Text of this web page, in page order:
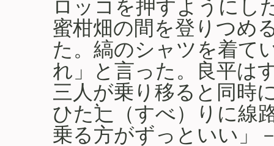
ロッコを押すようにし
蜜柑畑の間を登りつめ
た。縞のシャツを着て
れ」と言った。良平は
三人が乗り移ると同時
ひた辷（すべ）りに線
乗る方がずっといい」